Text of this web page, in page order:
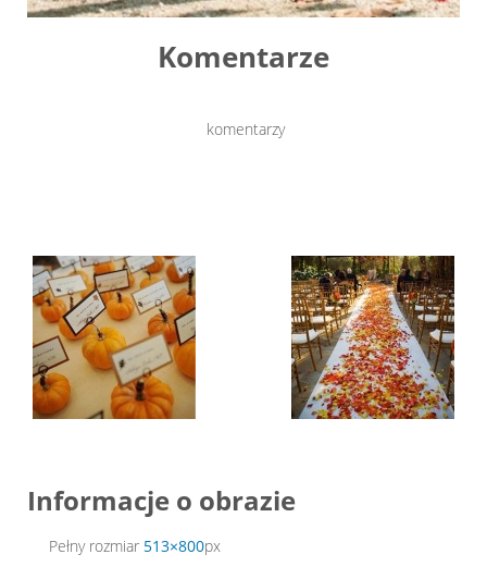
Komentarze
komentarzy
Informacje o obrazie
Pełny rozmiar 513×800px